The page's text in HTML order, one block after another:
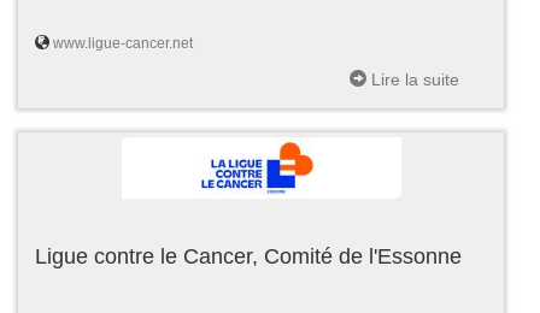
www.ligue-cancer.net
Lire la suite
Ligue contre le Cancer, Comité de l'Essonne